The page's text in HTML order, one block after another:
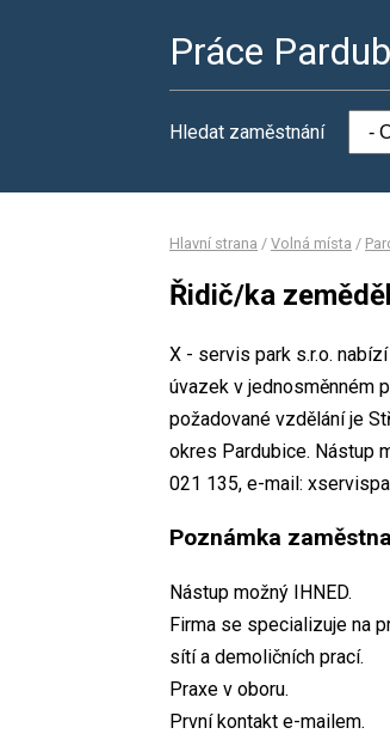
Práce
Hledat zaměstnání
Hlavní strana / Volná místa /
Řidič/ka
X - servis park s.r.o.
úvazek v jednosměnném
požadované vzdělání je
okres Pardubice. Nástup
021 135, e-mail:
Poznámka
Nástup možný IHNED.
Firma se specializuje na
sítí a demoličních prací.
Praxe v oboru.
První kontakt e-mailem.